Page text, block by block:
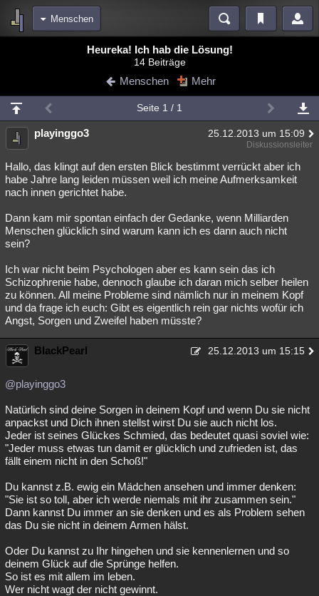
Menschen
Blogs
Chat Wiki Neuigkeiten
meine Rubriken
Menschen Wissenschaft Mystery Kriminalfälle
Spiritualität Verschwörungen Technologie Ufologie
Natur Umfragen Unterhaltung
weitere Rubriken
Philosophie Träume Orte Esoterik Literatur
Astronomie Helpdesk Gruppen Gaming Filme
Musik Clash Verbesserungen Allmystery English
Übersichten
Lesenswert
Heureka! Ich hab die Lösung!
14 Beiträge
Menschen Mehr
Seite 1 / 1
playinggo3 25.12.2013 um 15:09
Diskussionsleiter
Hallo, das klingt auf den ersten Blick bestimmt verrückt aber ich
habe Jahre lang leiden müssen weil ich meine Aufmerksamkeit
nach innen gerichtet habe.
Dann kam mir spontan einfach der Gedanke, wenn Milliarden
Menschen glücklich sind warum kann ich es dann auch nicht
sein?
Ich war nicht beim Psychologen aber es kann sein das ich
Schizophrenie habe, dennoch glaube ich daran mich selber heilen
zu können. All meine Probleme sind nämlich nur in meinem Kopf
und da frage ich euch: Gibt es eigentlich rein gar nichts wofür ich
Angst, Sorgen und Zweifel haben müsste?
BlackPearl 25.12.2013 um 15:15
@playinggo3
Natürlich sind deine Sorgen in deinem Kopf und wenn Du sie nicht
anpackst und Dich ihnen stellst wirst Du sie auch nicht los.
Jeder ist seines Glückes Schmied, das bedeutet quasi soviel wie:
"Jeder muss etwas tun damit er glücklich und zufrieden ist, das
fällt einem nicht in den Schoß!"
Du kannst z.B. ewig ein Mädchen ansehen und immer denken:
"Sie ist so toll, aber ich werde niemals mit ihr zusammen sein."
Dann kannst Du immer an sie denken und es als Problem sehen
das Du sie nicht in deinem Armen hälst.
Oder Du kannst zu Ihr hingehen und sie kennenlernen und so
deinem Glück auf die Sprünge helfen.
So ist es mit allem im leben.
Wer nicht wagt der nicht gewinnt.